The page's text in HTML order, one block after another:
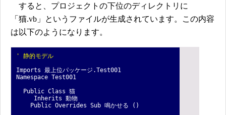
すると、プロジェクトの下位のディレクトリに
「猫.vb」というファイルが生成されています。この内容
は以下のようになります。
' 静的モデル
Imports 最上位パッケージ.Test001
Namespace Test001
Public Class 猫
Inherits 動物
Public Overrides Sub 鳴かせる ()